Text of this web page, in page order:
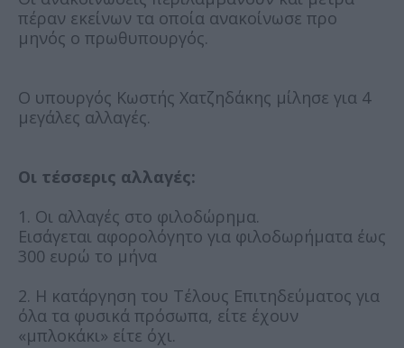
πέραν εκείνων τα οποία ανακοίνωσε προ
μηνός ο πρωθυπουργός.
Ο υπουργός Κωστής Χατζηδάκης μίλησε για 4
μεγάλες αλλαγές.
Οι τέσσερις αλλαγές:
1. Οι αλλαγές στο φιλοδώρημα.
Εισάγεται αφορολόγητο για φιλοδωρήματα έως
300 ευρώ το μήνα
2. Η κατάργηση του Τέλους Επιτηδεύματος για
όλα τα φυσικά πρόσωπα, είτε έχουν
«μπλοκάκι» είτε όχι.